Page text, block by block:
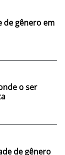
de gênero em
o ser
de gênero